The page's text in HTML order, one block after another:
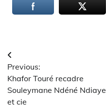
Navigation
de
l’article
Previous:
Khafor Touré recadre
Souleymane Ndéné Ndiaye
et cie